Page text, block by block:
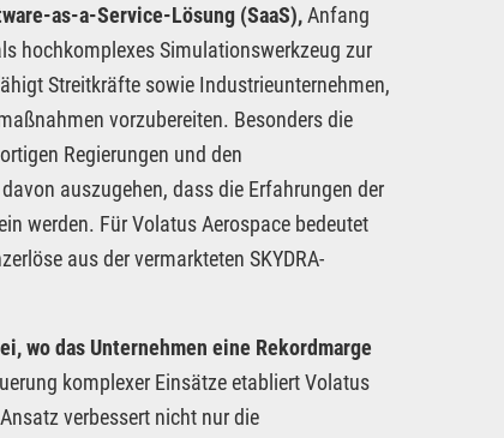
as-a-Service-Lösung (SaaS),Anfang
hochkomplexes Simulationswerkzeug zur
Streitkräfte sowie Industrieunternehmen,
vorzubereiten. Besonders die
Regierungen und den
auszugehen, dass die Erfahrungen der
werden. Für Volatus Aerospace bedeutet
aus der vermarkteten SKYDRA-
wo das Unternehmen eine Rekordmarge
komplexer Einsätze etabliert Volatus
verbessert nicht nur die